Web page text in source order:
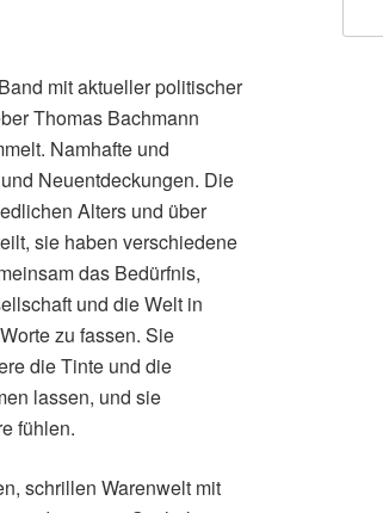
mit aktueller politischer
Thomas Bachmann
Namhafte und
Neuentdeckungen. Die
Alters und über
sie haben verschiedene
das Bedürfnis,
und die Welt in
zu fassen. Sie
die Tinte und die
lassen, und sie
fühlen.
schrillen Warenwelt mit